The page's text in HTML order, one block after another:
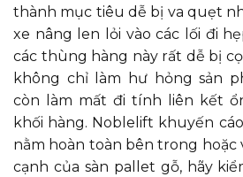
thành mục tiêu dễ bị va quẹt
xe nâng len lỏi vào các lối đi
các thùng hàng này rất dễ bị
không chỉ làm hư hỏng sản
còn làm mất đi tính liên kết
khối hàng. Noblelift khuyến
nằm hoàn toàn bên trong hoặc
cạnh của sàn pallet gỗ, hãy